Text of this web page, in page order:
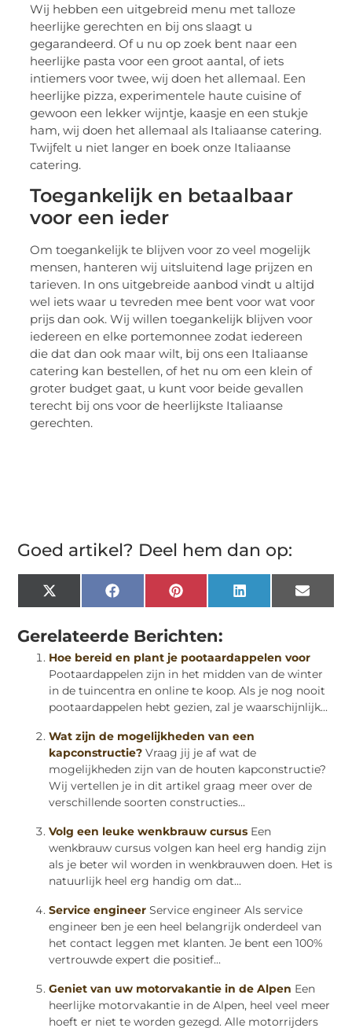
Wij hebben een uitgebreid menu met talloze
heerlijke gerechten en bij ons slaagt u
gegarandeerd. Of u nu op zoek bent naar een
heerlijke pasta voor een groot aantal, of iets
intiemers voor twee, wij doen het allemaal. Een
heerlijke pizza, experimentele haute cuisine of
gewoon een lekker wijntje, kaasje en een stukje
ham, wij doen het allemaal als Italiaanse catering.
Twijfelt u niet langer en boek onze Italiaanse
catering.
Toegankelijk en betaalbaar
voor een ieder
Om toegankelijk te blijven voor zo veel mogelijk
mensen, hanteren wij uitsluitend lage prijzen en
tarieven. In ons uitgebreide aanbod vindt u altijd
wel iets waar u tevreden mee bent voor wat voor
prijs dan ook. Wij willen toegankelijk blijven voor
iedereen en elke portemonnee zodat iedereen
die dat dan ook maar wilt, bij ons een Italiaanse
catering kan bestellen, of het nu om een klein of
groter budget gaat, u kunt voor beide gevallen
terecht bij ons voor de heerlijkste Italiaanse
gerechten.
Goed artikel? Deel hem dan op:
X
(Twitter)
FacebookPinterestLinkedInEmail
Gerelateerde Berichten:
Hoe bereid en plant je pootaardappelen voor
Pootaardappelen zijn in het midden van de winter
in de tuincentra en online te koop. Als je nog nooit
pootaardappelen hebt gezien, zal je waarschijnlijk...
Wat zijn de mogelijkheden van een
kapconstructie? Vraag jij je af wat de
mogelijkheden zijn van de houten kapconstructie?
Wij vertellen je in dit artikel graag meer over de
verschillende soorten constructies...
Volg een leuke wenkbrauw cursus Een
wenkbrauw cursus volgen kan heel erg handig zijn
als je beter wil worden in wenkbrauwen doen. Het is
natuurlijk heel erg handig om dat...
Service engineer Service engineer Als service
engineer ben je een heel belangrijk onderdeel van
het contact leggen met klanten. Je bent een 100%
vertrouwde expert die positief...
Geniet van uw motorvakantie in de Alpen Een
heerlijke motorvakantie in de Alpen, heel veel meer
hoeft er niet te worden gezegd. Alle motorrijders